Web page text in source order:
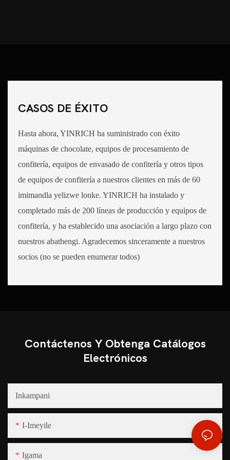
CASOS DE ÉXITO
Hasta ahora, YINRICH ha suministrado con éxito
máquinas de chocolate, equipos de procesamiento de
confitería, equipos de envasado de confitería y otros tipos
de equipos de confitería a nuestros clientes en más de 60
imimandla yelizwe lonke. YINRICH ha instalado y
completado más de 200 líneas de producción y equipos de
confitería, y ha establecido una asociación a largo plazo con
nuestros abathengi. Agradecemos sinceramente a nuestros
socios (no se pueden enumerar todos)
Contáctenos Y Obtenga Catálogos
Electrónicos
Inkampani
I-Imeyile
Igama